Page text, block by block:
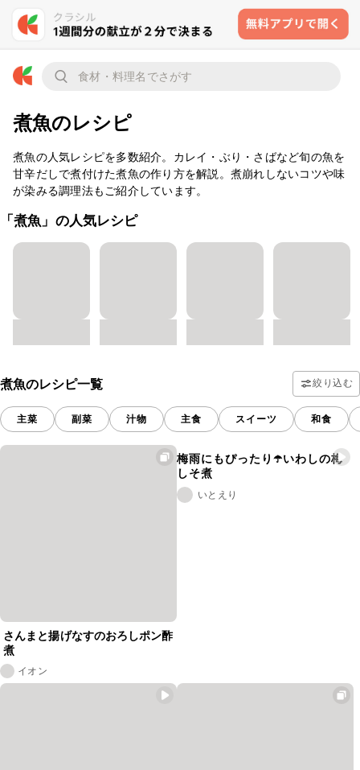
煮魚のレシピ
煮魚の人気レシピを多数紹介。カレイ・ぶり・さばなど旬の魚を
甘辛だしで煮付けた煮魚の作り方を解説。煮崩れしないコツや味
が染みる調理法もご紹介しています。
「煮魚」の人気レシピ
煮魚のレシピ一覧 絞り込む
主菜 副菜 汁物 主食 スイーツ 和食
さんまと揚げなすのおろしポン酢
煮
イオン
梅雨にもぴったり☂️いわしの梅
しそ煮
いとえり